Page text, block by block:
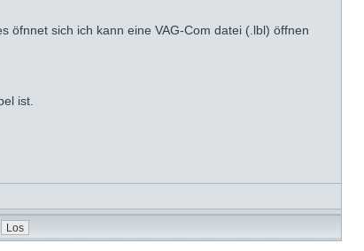
öfnnet sich ich kann eine VAG-Com datei (.lbl) öffnen
ist.